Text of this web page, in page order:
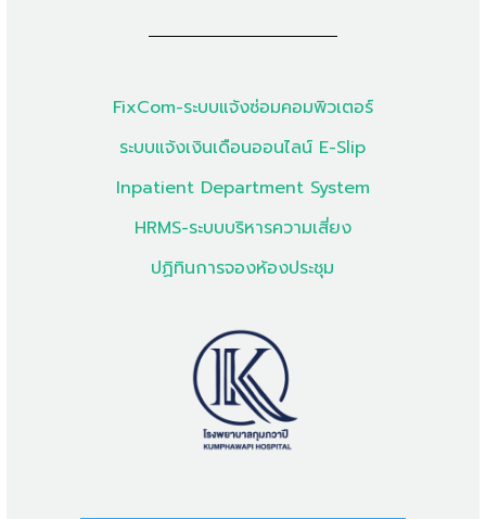
FixCom-ระบบแจ้งซ่อมคอมพิวเตอร์
ระบบแจ้งเงินเดือนออนไลน์ E-Slip
Inpatient Department System
HRMS-ระบบบริหารความเสี่ยง
ปฏิทินการจองห้องประชุม